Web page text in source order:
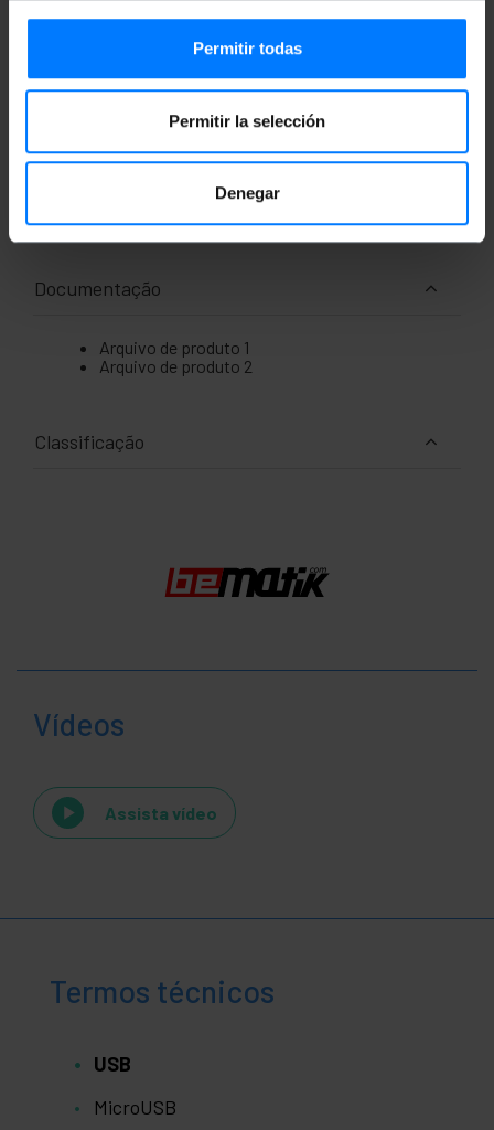
Permitir todas
Permitir la selección
Denegar
Medidas e Pesos
Tamanhos do produto (largura x profundidade
Número de pacotes: 1
Documentação
Arquivo de produto 1
Arquivo de produto 2
Classificação
Vídeos
Assista vídeo
Termos técnicos
USB
MicroUSB